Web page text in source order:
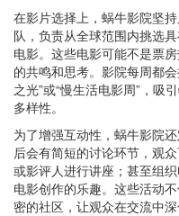
在影片选择上，蜗牛影院坚
队，负责从全球范围内挑选
电影。这些电影可能不是票
的共鸣和思考。影院每周都
之光”或“慢生活电影周”，吸
多样性。
为了增强互动性，蜗牛影院
后会有简短的讨论环节，观
或影评人进行讲座；甚至组
电影创作的乐趣。这些活动
密的社区，让观众在交流中